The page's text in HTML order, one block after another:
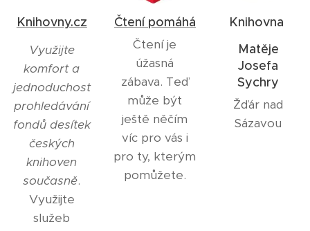
Knihovny.cz
Využijte
komfort a
jednoduchost
prohledávání
fondů desítek
českých
knihoven
současně.
Využijte
služeb
Čtení pomáhá
Čtení je
úžasná
zábava. Teď
může být
ještě něčím
víc pro vás i
pro ty, kterým
pomůžete.
Knihovna
Matěje
Josefa
Sychry
Žďár nad
Sázavou